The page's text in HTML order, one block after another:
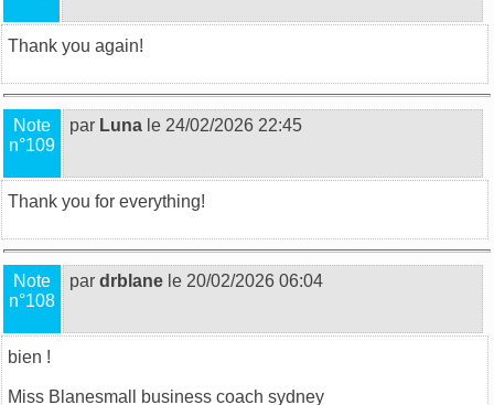
Thank you again!
Note
n°109
par Luna le 24/02/2026 22:45
Thank you for everything!
Note
n°108
par drblane le 20/02/2026 06:04
bien !
Miss Blanesmall business coach sydney